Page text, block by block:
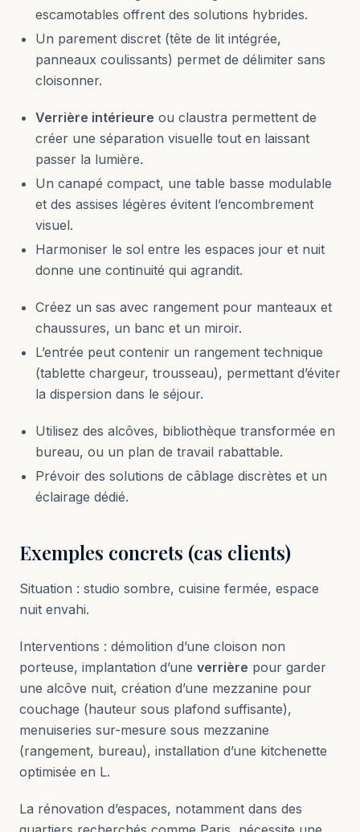
escamotables offrent des solutions hybrides.
Un parement discret (tête de lit intégrée,
panneaux coulissants) permet de délimiter sans
cloisonner.
Verrière intérieure ou claustra permettent de
créer une séparation visuelle tout en laissant
passer la lumière.
Un canapé compact, une table basse modulable
et des assises légères évitent l’encombrement
visuel.
Harmoniser le sol entre les espaces jour et nuit
donne une continuité qui agrandit.
Créez un sas avec rangement pour manteaux et
chaussures, un banc et un miroir.
L’entrée peut contenir un rangement technique
(tablette chargeur, trousseau), permettant d’éviter
la dispersion dans le séjour.
Utilisez des alcôves, bibliothèque transformée en
bureau, ou un plan de travail rabattable.
Prévoir des solutions de câblage discrètes et un
éclairage dédié.
Exemples concrets (cas clients)
Situation : studio sombre, cuisine fermée, espace
nuit envahi.
Interventions : démolition d’une cloison non
porteuse, implantation d’une verrière pour garder
une alcôve nuit, création d’une mezzanine pour
couchage (hauteur sous plafond suffisante),
menuiseries sur-mesure sous mezzanine
(rangement, bureau), installation d’une kitchenette
optimisée en L.
La rénovation d’espaces, notamment dans des